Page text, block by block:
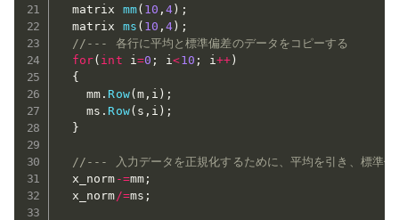
  matrix
mm( 10 ,4 ) ;
  matrix
ms ( 10 ,4 ) ;
//--- 各行に平均と標準偏差のデータをコピーする
for( int i =0 ; i<10 ; i++ )
{
    mm
. Row( m , i ) ;
    ms
. Row( s , i ) ;
}
//--- 入力データを正規化するために、平均を引き、標準偏
  x_norm
-=mm;
  x_norm
/=ms ;